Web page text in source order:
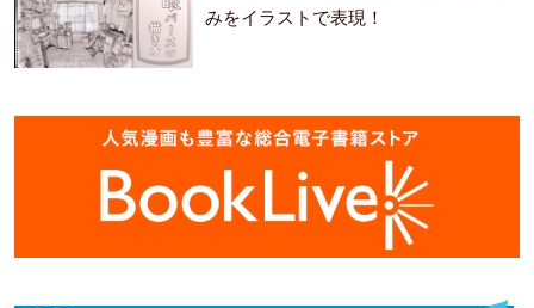
みをイラストで表現！